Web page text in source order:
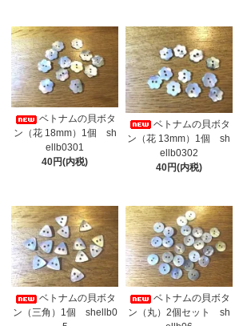
ベトナムの貝ボタ
ン（花 18mm）1個 sh
ellb0301
40円(内税)
ベトナムの貝ボタ
ン（花 13mm）1個 sh
ellb0302
40円(内税)
ベトナムの貝ボタ
ン（三角）1個 shellb0
ベトナムの貝ボタ
ン（丸）2個セット sh